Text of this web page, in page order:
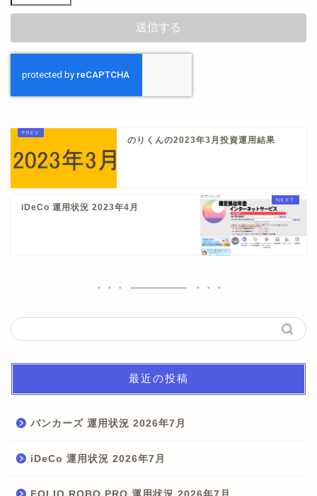
のりくんの2023年3月投資運用結果
iDeCo 運用状況 2023年4月
最近の投稿
バンカーズ 運用状況 2026年7月
iDeCo 運用状況 2026年7月